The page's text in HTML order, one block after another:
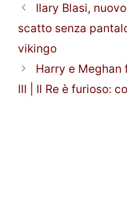
Ilary Blasi,
scatto senza
vikingo
Harry e Meghan
III | Il Re è furioso: